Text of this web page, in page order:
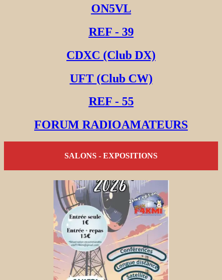
ON5VL
REF - 39
CDXC (Club DX)
UFT (Club CW)
REF - 55
FORUM RADIOAMATEURS
SALONS - EXPOSITIONS